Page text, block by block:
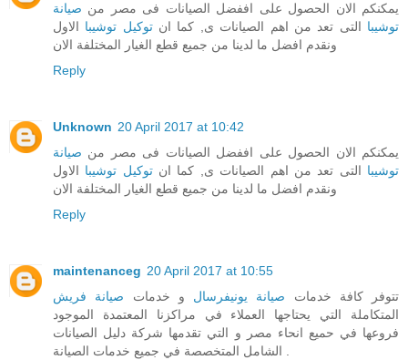
يمكنكم الان الحصول على اففضل الصيانات فى مصر من صيانة
توشيبا التى تعد من اهم الصيانات ى, كما انتوكيل توشيبا الاول
ونقدم افضل ما لدينا من جميع قطع الغيار المختلفة الان
Reply
Unknown 20 April 2017 at 10:42
يمكنكم الان الحصول على اففضل الصيانات فى مصر من صيانة
توشيبا التى تعد من اهم الصيانات ى, كما انتوكيل توشيبا الاول
ونقدم افضل ما لدينا من جميع قطع الغيار المختلفة الان
Reply
maintenanceg 20 April 2017 at 10:55
تتوفر كافة خدمات صيانة يونيفرسال و خدمات صيانة فريش
المتكاملة التي يحتاجها العملاء في مراكزنا المعتمدة الموجود
فروعها في حميع انحاء مصر و التي تقدمها شركة دليل الصيانات
الشامل المتخصصة في جميع خدمات الصيانة .